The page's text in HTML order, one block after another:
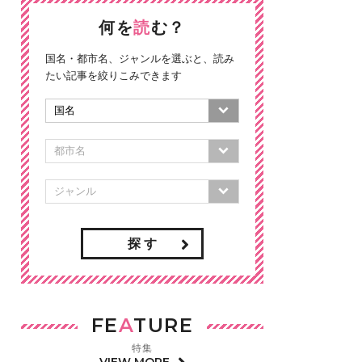
何を読む？
国名・都市名、ジャンルを選ぶと、読み
たい記事を絞りこみできます
探 す
FEATURE
特集